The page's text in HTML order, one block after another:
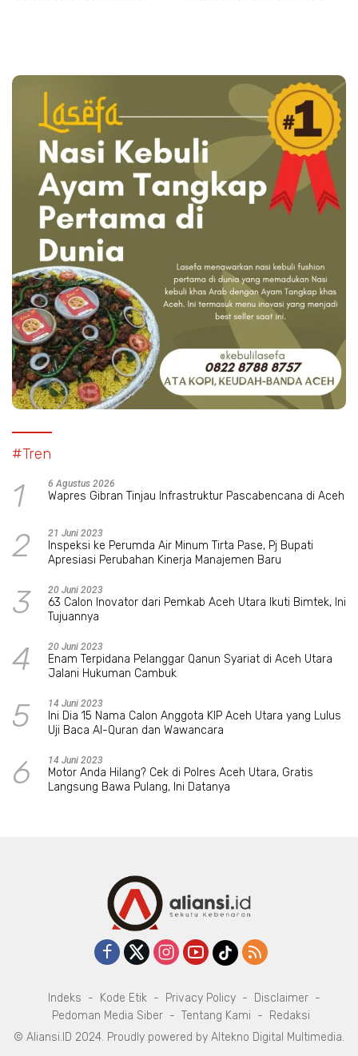
#Tren
1 6 Agustus 2026
Wapres Gibran Tinjau Infrastruktur Pascabencana di Aceh
2 21 Juni 2023
Inspeksi ke Perumda Air Minum Tirta Pase, Pj Bupati
Apresiasi Perubahan Kinerja Manajemen Baru
3 20 Juni 2023
63 Calon Inovator dari Pemkab Aceh Utara Ikuti Bimtek, Ini
Tujuannya
4 20 Juni 2023
Enam Terpidana Pelanggar Qanun Syariat di Aceh Utara
Jalani Hukuman Cambuk
5 14 Juni 2023
Ini Dia 15 Nama Calon Anggota KIP Aceh Utara yang Lulus
Uji Baca Al-Quran dan Wawancara
6 14 Juni 2023
Motor Anda Hilang? Cek di Polres Aceh Utara, Gratis
Langsung Bawa Pulang, Ini Datanya
Indeks Kode Etik Privacy Policy
Disclaimer
Pedoman Media Siber
Tentang Kami
Redaksi
© Aliansi.ID 2024. Proudly powered by Altekno Digital Multimedia.